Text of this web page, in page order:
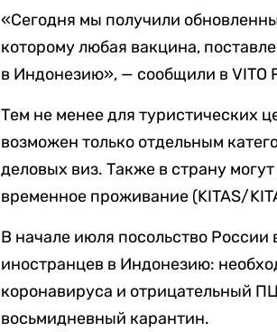
«Сегодня мы получили
которому любая вакцина,
в Индонезию», — сообщили в VITO
Тем не менее для туристических
возможен только отдельным
деловых виз. Также в страну
временное проживание (KITAS/
В начале июля посольство России
иностранцев в Индонезию:
коронавируса и отрицательный
восьмидневный карантин.